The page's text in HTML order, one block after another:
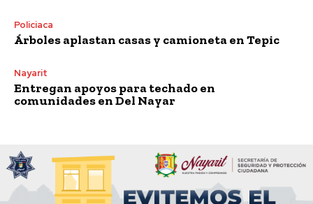
Policiaca
Árboles aplastan casas y camioneta en Tepic
Nayarit
Entregan apoyos para techado en
comunidades en Del Nayar